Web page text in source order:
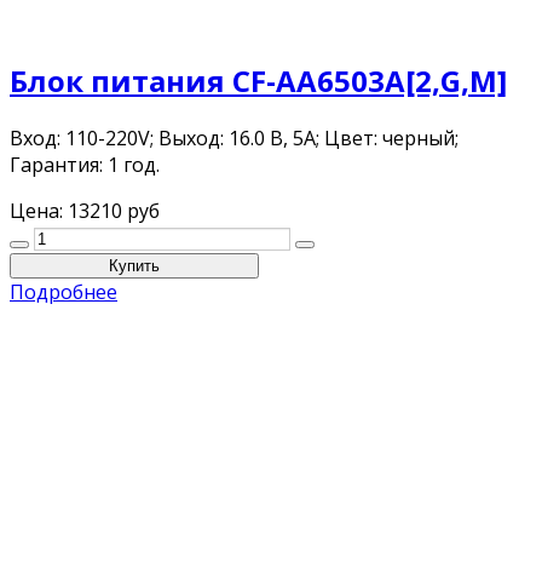
Блок питания CF-AA6503A[2,G,M]
Вход: 110-220V; Выход: 16.0 В, 5A; Цвет: черный;
Гарантия: 1 год.
Цена: 13210 руб
Подробнее